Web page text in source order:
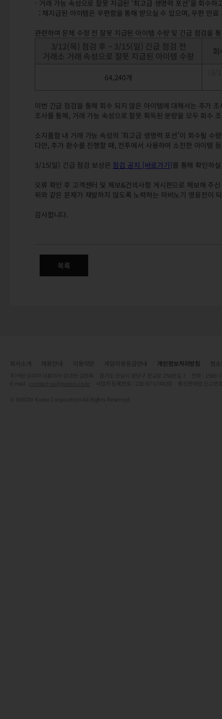
- 거래 가능 속성으로 잘못 지급된 ‘최고급 생명력 포션’을 회수
: 재지급된 아이템은 우편함을 통해 받으실 수 있으며, 우편 만
관련하여 문제 수정 전 잘못 지급된 아이템 수량 및 긴급 점검을
3/12(목) 점검 후 ~ 3/15(일) 긴급 점검 전
거래소 거래 속성으로 잘못 지급된 아이템 수량
64,240개
이번 긴급 점검을 통해 회수 되지 않은 아이템에 대해서는 추가
조사를 통해, 거래 가능 속성으로 잘못 획득된 분량을 모두 회수
소지품함 내 거래 가능 속성의 '최고급 생명력 포션'이 회수될 수
다만, 추가 환수를 진행할 때, 전투에서 사용하여 소진한 아이템
3/15(일) 긴급 점검 보상은 점검 공지 [바로가기]를 통해 확인하
오류 확인 후 고객센터 및 제보&건의사항 게시판으로 제보해 주
위와 같은 문제가 재발하지 않도록 노력하는 마비노기 영웅전이
감사합니다.
목록
개인정보처리방침
contact-us@nexon.co.kr
© NEXON Korea Corporation All Rights Reserved.